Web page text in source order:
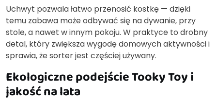
Uchwyt pozwala łatwo przenosić kostkę — dzięki
temu zabawa może odbywać się na dywanie, przy
stole, a nawet w innym pokoju. W praktyce to drobny
detal, który zwiększa wygodę domowych aktywności i
sprawia, że sorter jest częściej używany.
Ekologiczne podejście Tooky Toy i
jakość na lata